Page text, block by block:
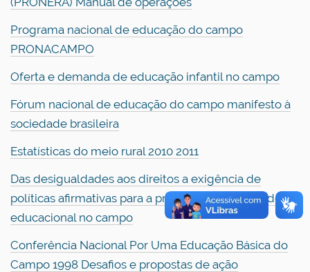
Programa nacional de educação do campo
PRONACAMPO
Oferta e demanda de educação infantil no campo
Fórum nacional de educação do campo manifesto à
sociedade brasileira
Estatísticas do meio rural 2010 2011
Das desigualdades aos direitos a exigência de
políticas afirmativas para a promoção da equidade
educacional no campo
Conferência Nacional Por Uma Educação Básica do
Campo 1998 Desafios e propostas de ação